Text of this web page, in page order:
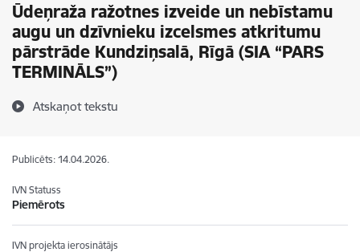
Ūdeņraža ražotnes izveide un nebīstamu
augu un dzīvnieku izcelsmes atkritumu
pārstrāde Kundziņsalā, Rīgā (SIA “PARS
TERMINĀLS”)
Atskaņot tekstu
Publicēts: 14.04.2026.
IVN Statuss
Piemērots
IVN projekta ierosinātājs